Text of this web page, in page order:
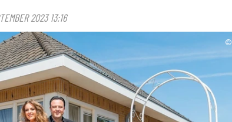
2023 13:16
©